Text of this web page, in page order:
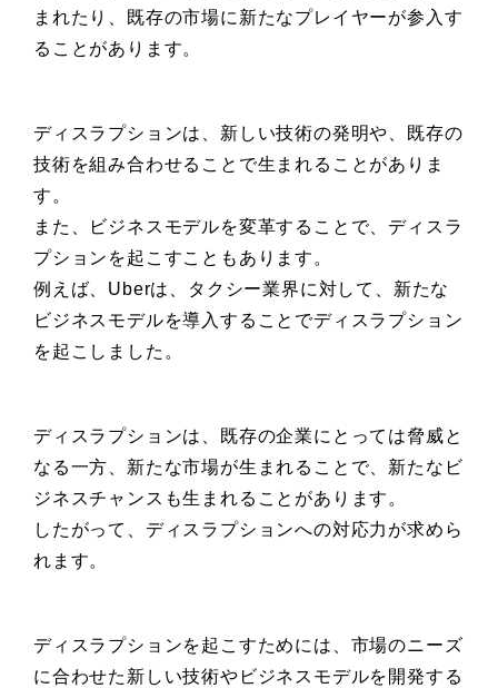
まれたり、既存の市場に新たなプレイヤーが参入す
ることがあります。
ディスラプションは、新しい技術の発明や、既存の
技術を組み合わせることで生まれることがありま
す。
また、ビジネスモデルを変革することで、ディスラ
プションを起こすこともあります。
例えば、Uberは、タクシー業界に対して、新たな
ビジネスモデルを導入することでディスラプション
を起こしました。
ディスラプションは、既存の企業にとっては脅威と
なる一方、新たな市場が生まれることで、新たなビ
ジネスチャンスも生まれることがあります。
したがって、ディスラプションへの対応力が求めら
れます。
ディスラプションを起こすためには、市場のニーズ
に合わせた新しい技術やビジネスモデルを開発する